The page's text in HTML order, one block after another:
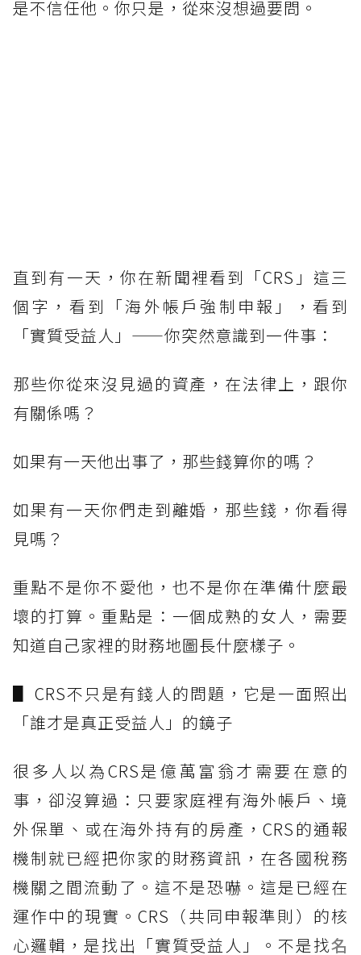
是不信任他。你只是，從來沒想過要問。
直到有一天，你在新聞裡看到「CRS」這三
個字，看到「海外帳戶強制申報」，看到
「實質受益人」——你突然意識到一件事：
那些你從來沒見過的資產，在法律上，跟你
有關係嗎？
如果有一天他出事了，那些錢算你的嗎？
如果有一天你們走到離婚，那些錢，你看得
見嗎？
重點不是你不愛他，也不是你在準備什麼最
壞的打算。重點是：一個成熟的女人，需要
知道自己家裡的財務地圖長什麼樣子。
▋ CRS不只是有錢人的問題，它是一面照出
「誰才是真正受益人」的鏡子
很多人以為CRS是億萬富翁才需要在意的
事，卻沒算過：只要家庭裡有海外帳戶、境
外保單、或在海外持有的房產，CRS的通報
機制就已經把你家的財務資訊，在各國稅務
機關之間流動了。這不是恐嚇。這是已經在
運作中的現實。CRS（共同申報準則）的核
心邏輯，是找出「實質受益人」。不是找名